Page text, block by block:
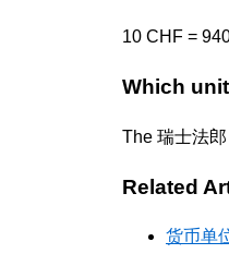
10 CHF =
Which
The 瑞士法
Related
货币单